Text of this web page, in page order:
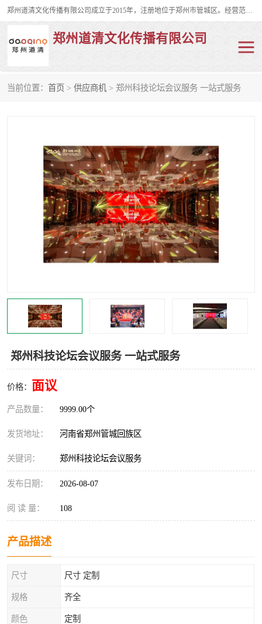
郑州道清文化传播有限公司成立于2015年，注册地位于郑州市管城区。经营范围包括会议及展览服务、庆典礼仪策划、企业形象策划、企业管理咨询、计算机图文设计、制作等。主要产品服务有：舞台桁架搭建，背景板搭建，灯光音响，雷亚舞台搭建、龙门架搭建、会议桌椅租赁、灯光音响租赁、空飘出租、气柱拱门租赁、喷绘写真制作、kt板制作。
郑州道清文化传播有限公司
当前位置： 首页 > 供应商机 > 郑州科技论坛会议服务 一站式服务
郑州科技论坛会议服务 一站式服务
价格： 面议
产品数量： 9999.00个
发货地址： 河南省郑州管城回族区
关键词： 郑州科技论坛会议服务
发布日期： 2026-08-07
阅 读 量： 108
产品描述
尺寸 尺寸 定制
规格 齐全
颜色 定制
活动策划 truss架出租
kt板制作 场地布置
背景板搭建 雷亚舞台搭建
龙门架搭建 会议桌椅租赁
气柱拱门租赁 喷绘写真制作